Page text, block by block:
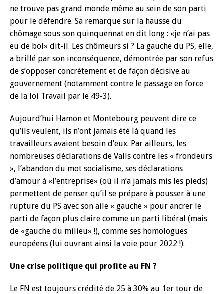
ne trouve pas grand monde même au sein de son parti
pour le défendre. Sa remarque sur la hausse du
chômage sous son quinquennat en dit long : «je n’ai pas
eu de bol» dit-il. Les chômeurs si ? La gauche du PS, elle,
a brillé par son inconséquence, démontrée par son refus
de s’opposer concrètement et de façon décisive au
gouvernement (notamment contre le passage en force
de la loi Travail par le 49-3).
Aujourd’hui Hamon et Montebourg peuvent dire ce
qu’ils veulent, ils n’ont jamais été là quand les
travailleurs avaient besoin d’eux. Par ailleurs, les
nombreuses déclarations de Valls contre les « frondeurs
», l’abandon du mot socialisme, ses déclarations
d’amour à «l’entreprise» (où il n’a jamais mis les pieds)
permettent de penser qu’il se prépare à pousser à une
rupture du PS avec son aile « gauche » pour ancrer le
parti de façon plus claire comme un parti libéral (mais
de «gauche du milieu» !), comme ses homologues
européens (lui ouvrant ainsi la voie pour 2022 !).
Une crise politique qui profite au FN ?
Le FN est toujours crédité de 25 à 30% au 1er tour de